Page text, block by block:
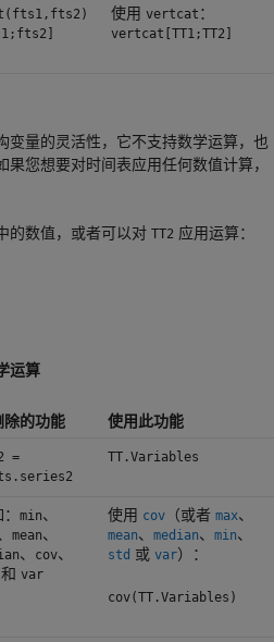
使用 vertcat ：
vertcat[TT1;TT2]
变量的灵活性，它不支持数学运算，也
您想要对时间表应用任何数值计算，
的数值，或者可以对 TT2 应用运算：
运算
除的功能
使用此功能
=
TT.Variables
min、
mean、
、 cov、
和 var
使用 cov（或者 max、
mean、 median、 min、
std 或 var）：
cov(TT.Variables)